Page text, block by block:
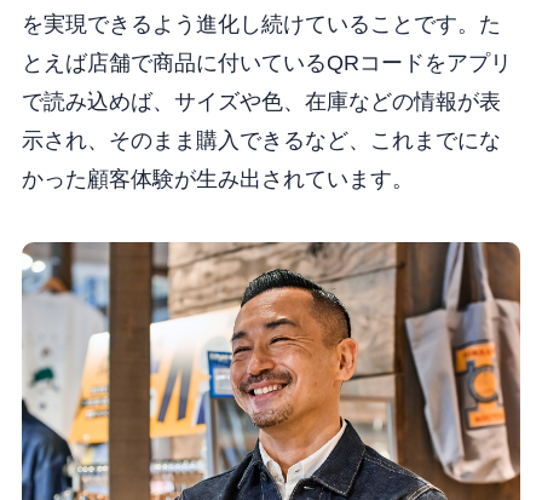
を実現できるよう進化し続けていることです。た
とえば店舗で商品に付いているQRコードをアプリ
で読み込めば、サイズや色、在庫などの情報が表
示され、そのまま購入できるなど、これまでにな
かった顧客体験が生み出されています。